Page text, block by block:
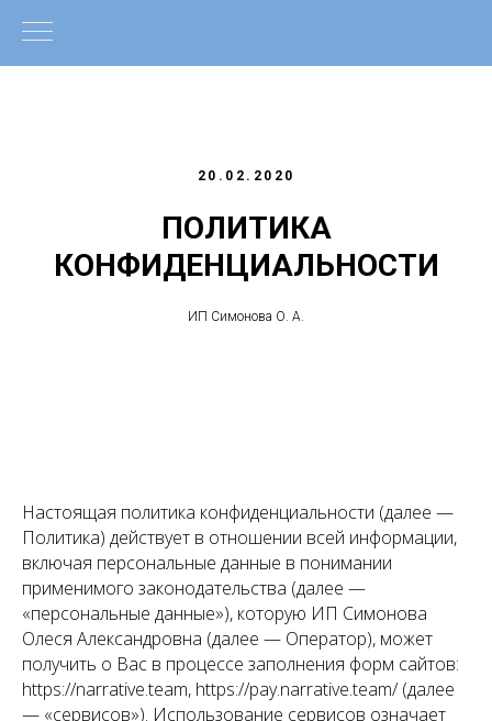
20.02.2020
ПОЛИТИКА
КОНФИДЕНЦИАЛЬНОСТИ
ИП Симонова О. А.
Настоящая политика конфиденциальности (далее —
Политика) действует в отношении всей информации,
включая персональные данные в понимании
применимого законодательства (далее —
«персональные данные»), которую ИП Симонова
Олеся Александровна (далее — Оператор), может
получить о Вас в процессе заполнения форм сайтов:
https://narrative.team, https://pay.narrative.team/ (далее
— «сервисов»). Использование сервисов означает